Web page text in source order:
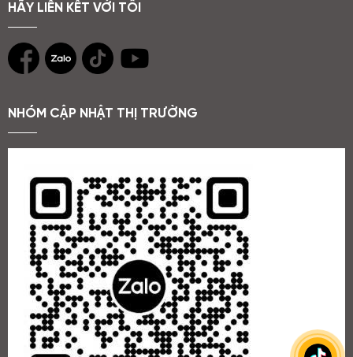
HÃY LIÊN KẾT VỚI TÔI
NHÓM CẬP NHẬT THỊ TRƯỜNG